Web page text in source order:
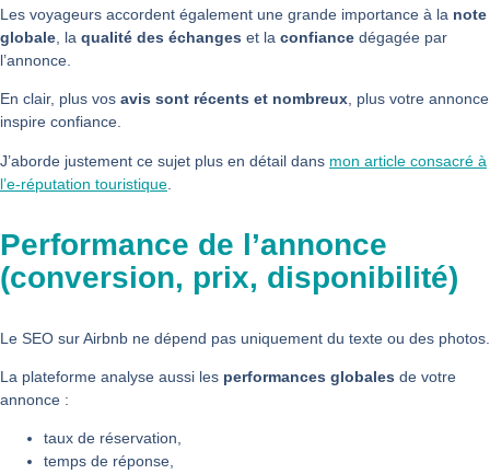
Les voyageurs accordent également une grande importance à la note
globale la qualité des échanges et la confiance dégagée par
l’annonce.
En clair, plus vos avis sont récents et nombreux , plus votre annonce
inspire confiance.
J’aborde justement ce sujet plus en détail dans mon article consacré à
l’e-réputation touristique
Performance de l’annonce
(conversion, prix, disponibilité)
Le SEO sur Airbnb ne dépend pas uniquement du texte ou des photos.
La plateforme analyse aussi les performances globales de votre
annonce :
taux de réservation,
temps de réponse,